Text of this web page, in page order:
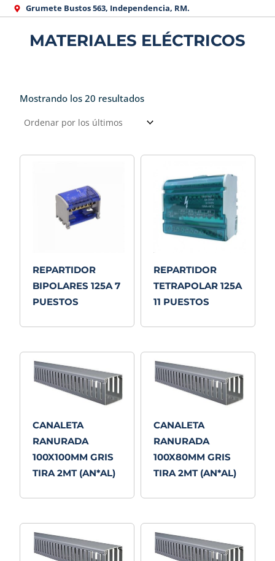
contenido
Grumete Bustos 563, Independencia, RM.
MATERIALES ELÉCTRICOS
Mostrando los 20 resultados
los
REPARTIDOR
BIPOLARES 125A 7
PUESTOS
REPARTIDOR
TETRAPOLAR 125A
11 PUESTOS
CANALETA
RANURADA
100X100MM GRIS
TIRA 2MT (AN*AL)
CANALETA
RANURADA
100X80MM GRIS
TIRA 2MT (AN*AL)